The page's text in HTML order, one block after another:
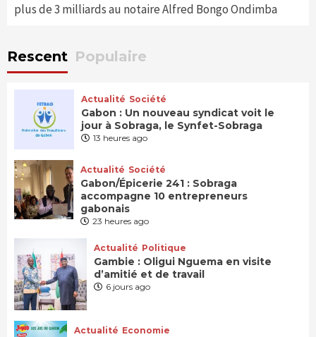
plus de 3 milliards au notaire Alfred Bongo Ondimba
Rescent Populaire
Actualité Société
Gabon : Un nouveau syndicat voit le
jour à Sobraga, le Synfet-Sobraga
13 heures ago
Actualité Société
Gabon/Épicerie 241 : Sobraga
accompagne 10 entrepreneurs
gabonais
23 heures ago
Actualité Politique
Gambie : Oligui Nguema en visite
d’amitié et de travail
6 jours ago
Actualité Economie